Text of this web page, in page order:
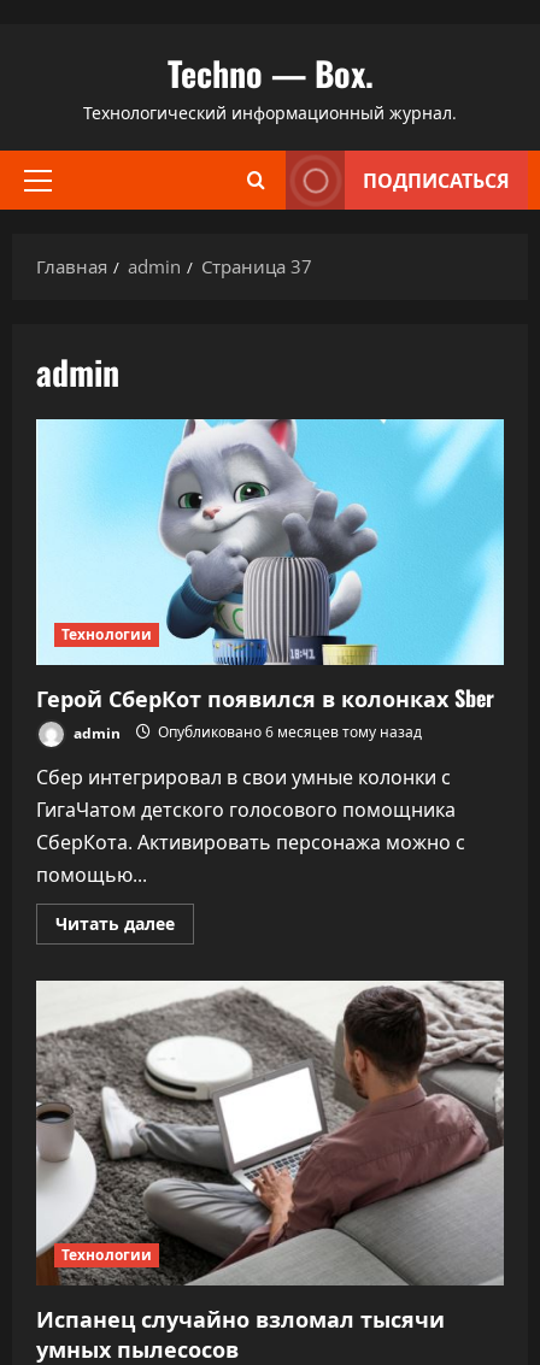
содержимому
Techno — Box.
Технологический информационный журнал.
Основное
ПОДПИСАТЬСЯ
Главная admin Страница 37
admin
Технологии
Герой СберКот появился в колонках Sber
admin Опубликовано 6 месяцев тому назад
Сбер интегрировал в свои умные колонки с
ГигаЧатом детского голосового помощника
СберКота. Активировать персонажа можно с
помощью...
Читать далееПрочитать
больше
СберКот
появился
в
колонках
Технологии
Испанец случайно взломал тысячи
умных пылесосов